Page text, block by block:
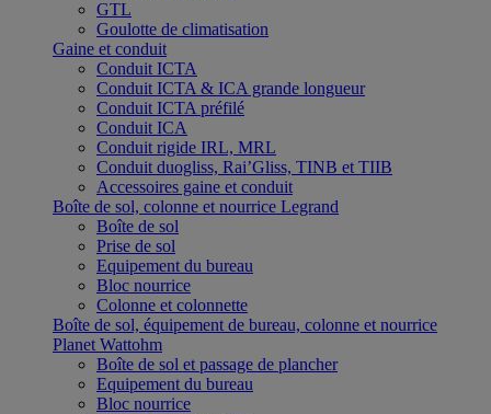
GTL
Goulotte de climatisation
Gaine et conduit
Conduit ICTA
Conduit ICTA & ICA grande longueur
Conduit ICTA préfilé
Conduit ICA
Conduit rigide IRL, MRL
Conduit duogliss, Rai’Gliss, TINB et TIIB
Accessoires gaine et conduit
Boîte de sol, colonne et nourrice Legrand
Boîte de sol
Prise de sol
Equipement du bureau
Bloc nourrice
Colonne et colonnette
Boîte de sol, équipement de bureau, colonne et nourrice
Planet Wattohm
Boîte de sol et passage de plancher
Equipement du bureau
Bloc nourrice